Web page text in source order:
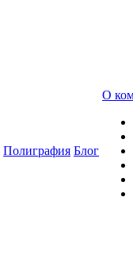
Полиграфия Блог
О